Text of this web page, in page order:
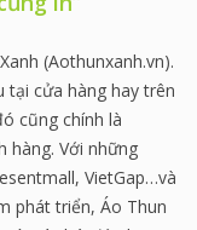
(Aothunxanh.vn).
tại cửa hàng hay trên
cũng chính là
hàng. Với những
VietGap…và
phát triển, Áo Thun